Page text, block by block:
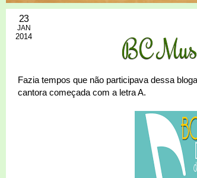
23
JAN
2014 BC
Fazia tempos que não participava dessa
cantora começada com a letra A.